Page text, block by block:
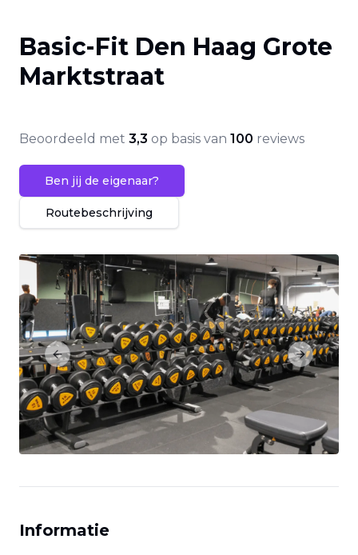
Basic-Fit Den Haag Grote
Marktstraat
Beoordeeld met 3,3 op basis van 100 reviews
Ben jij de eigenaar?
Routebeschrijving
Previous slide Next slide
Informatie